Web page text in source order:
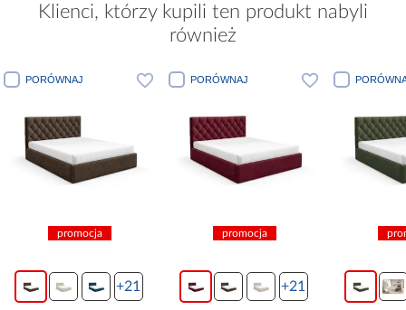
Klienci, którzy kupili ten produkt nabyli
również
PORÓWNAJ
promocja
+21
PORÓWNAJ
promocja
+21